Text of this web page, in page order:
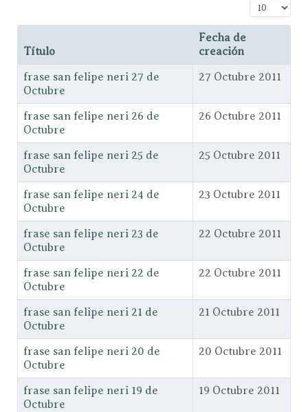
Cantidad
Título
Fecha de
creación
frase san felipe neri 27 de
Octubre
27 Octubre 2011
frase san felipe neri 26 de
Octubre
26 Octubre 2011
frase san felipe neri 25 de
Octubre
25 Octubre 2011
frase san felipe neri 24 de
Octubre
23 Octubre 2011
frase san felipe neri 23 de
Octubre
22 Octubre 2011
frase san felipe neri 22 de
Octubre
22 Octubre 2011
frase san felipe neri 21 de
Octubre
21 Octubre 2011
frase san felipe neri 20 de
Octubre
20 Octubre 2011
frase san felipe neri 19 de
Octubre
19 Octubre 2011